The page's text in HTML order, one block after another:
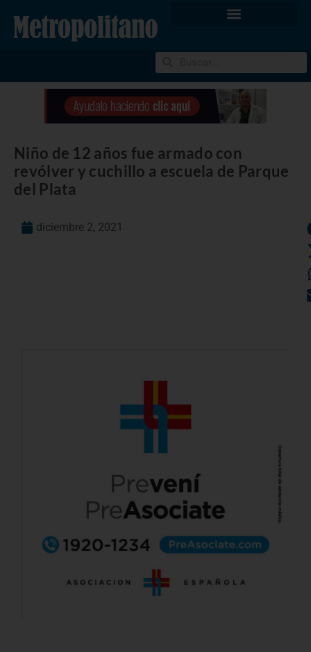
Niño de 12 años fue armado con
revólver y cuchillo a escuela de Parque
del Plata
diciembre 2, 2021